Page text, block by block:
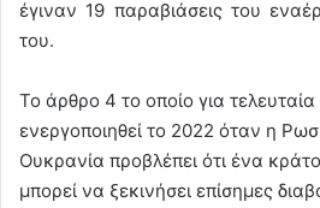
έγιναν 19 παραβιάσεις του
του.
Το άρθρο 4 το οποίο για
ενεργοποιηθεί το 2022 όταν η
Ουκρανία προβλέπει ότι ένα
μπορεί να ξεκινήσει επίσημες